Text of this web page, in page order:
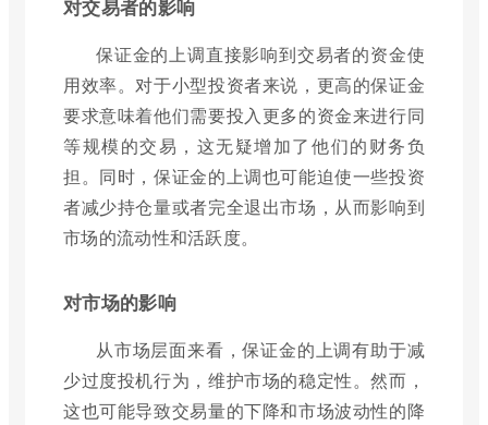
对交易者的影响
保证金的上调直接影响到交易者的资金使
用效率。对于小型投资者来说，更高的保证金
要求意味着他们需要投入更多的资金来进行同
等规模的交易，这无疑增加了他们的财务负
担。同时，保证金的上调也可能迫使一些投资
者减少持仓量或者完全退出市场，从而影响到
市场的流动性和活跃度。
对市场的影响
从市场层面来看，保证金的上调有助于减
少过度投机行为，维护市场的稳定性。然而，
这也可能导致交易量的下降和市场波动性的降